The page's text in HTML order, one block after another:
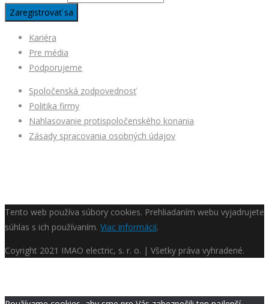
Kariéra
Pre média
Podporujeme
Spoločenská zodpovednosť
Politika firmy
Nahlasovanie protispoločenského konania
Zásady spracovania osobných údajov
Tento web používa súbory cookies. Prehliadaním webu vyjadrujete
súhlas s ich používaním. Viac informácií.
Coyright 2021 IMAO electric, s. r. o. | Všetky práva vyhradené.